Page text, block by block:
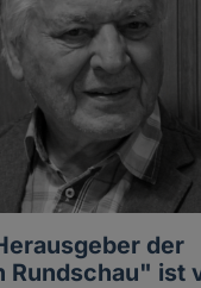
der
Rundschau" ist